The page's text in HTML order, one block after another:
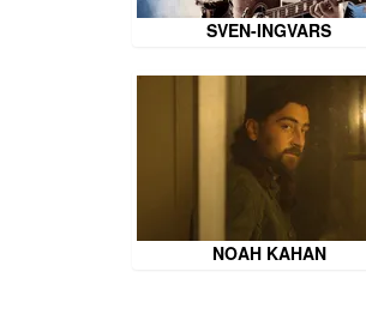
SVEN-INGVARS
NOAH KAHAN